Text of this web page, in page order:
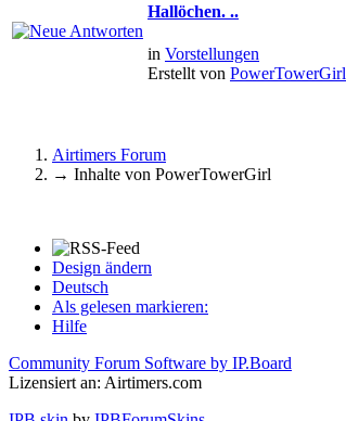
Hallöchen. ..
in Vorstellungen
Erstellt von PowerTowerGirl
Airtimers Forum
→ Inhalte von PowerTowerGirl
Design ändern
Deutsch
Als gelesen markieren:
Hilfe
Community Forum Software by IP.Board
Lizensiert an: Airtimers.com